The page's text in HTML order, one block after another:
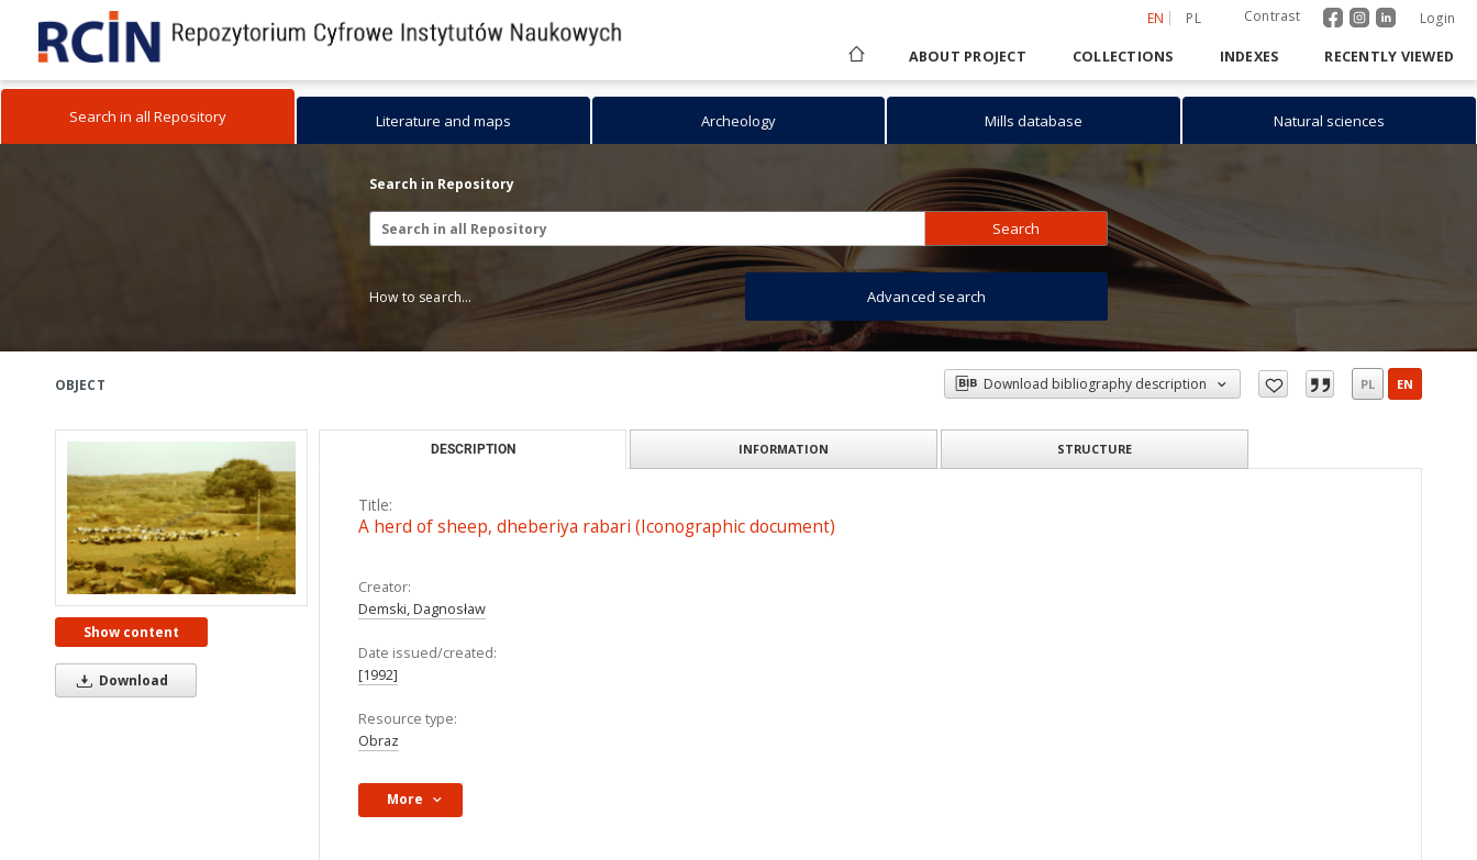
EN PL Contrast Login
ABOUT PROJECT COLLECTIONS INDEXES RECENTLY VIEWED
Search in all Repository Literature and maps Archeology Mills database Natural sciences
Search in Repository
Search
How to search... Advanced search
OBJECT Download bibliography description PL EN
Show content
Download
DESCRIPTION INFORMATION STRUCTURE
Title:
A herd of sheep, dheberiya rabari (Iconographic document)
Creator:
Demski, Dagnosław
Date issued/created:
[1992]
Resource type:
Obraz
More